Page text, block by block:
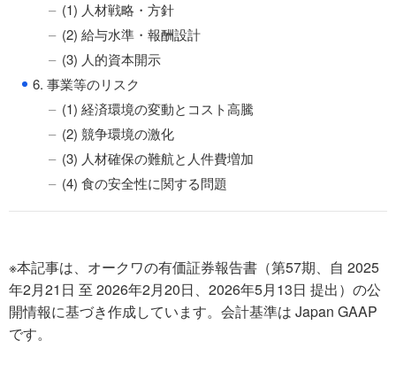
(1) 人材戦略・方針
(2) 給与水準・報酬設計
(3) 人的資本開示
● 6. 事業等のリスク
(1) 経済環境の変動とコスト高騰
(2) 競争環境の激化
(3) 人材確保の難航と人件費増加
(4) 食の安全性に関する問題
※本記事は、オークワの有価証券報告書（第57期、自 2025
年2月21日 至 2026年2月20日、2026年5月13日 提出）の公
開情報に基づき作成しています。会計基準は Japan GAAP
です。